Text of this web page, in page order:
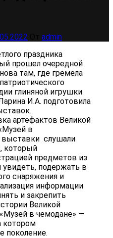
admin
праздника
прошел очередной
там, где гремела
глиняной игрушки​
И.А.​​ подготовила
артефактов Великой
в
выставки ​ слушали
который
предметов из
увидеть, подержать в
снаряжения и
информации
и закрепить
Великой
в чемодане» —
котором
поколение.